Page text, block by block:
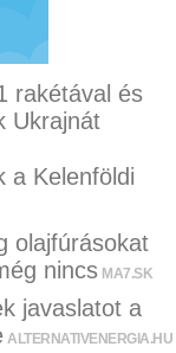
rakétával és
Ukrajnát
a Kelenföldi
olajfúrásokat
nincs MA7.SK
javaslatot a
ALTERNATIVENERGIA.HU